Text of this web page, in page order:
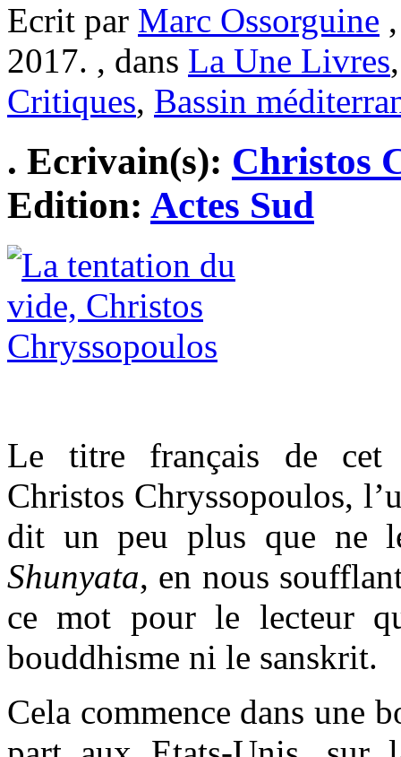
Ecrit par Marc Ossorguine
2017. , dans La Une Livres
Critiques, Bassin
. Ecrivain(s): Christos
Edition: Actes Sud
Le titre français de
Christos Chryssopoulos,
dit un peu plus que ne
Shunyata, en nous
ce mot pour le lecteur
bouddhisme ni le sanskrit.
Cela commence dans une